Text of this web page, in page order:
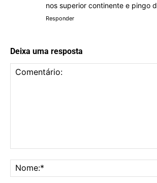
nos superior continente e pingo
Responder
Deixa uma resposta